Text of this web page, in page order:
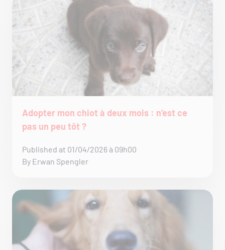
Adopter mon chiot à deux mois : n’est ce
pas un peu tôt ?
Published at 01/04/2026 à 09h00
By Erwan Spengler